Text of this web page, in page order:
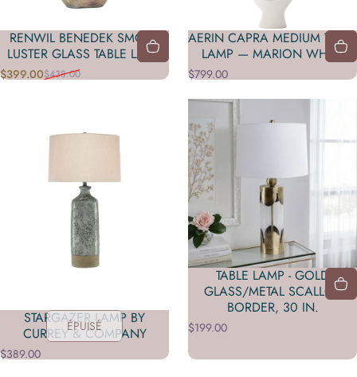
RENWIL BENEDEK SMOKE
LUSTER GLASS TABLE LAMP
Prix promotionnel
$399.00
Prix habituel
$438.00
AERIN CAPRA MEDIUM TABLE
LAMP — MARION WHITE
$799.00
ÉPUISÉ
STARGAZER LAMP BY
CURREY & COMPANY
$389.00
TABLE LAMP - GOLD
GLASS/METAL SCALLOP
BORDER, 30 IN.
$199.00